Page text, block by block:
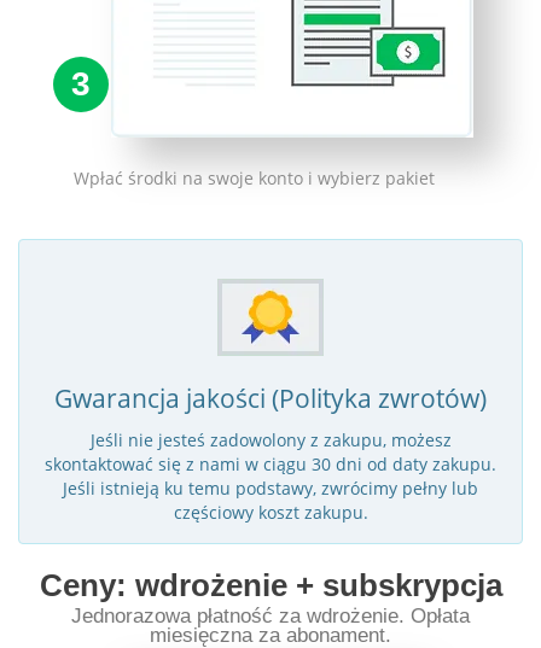
3
Wpłać środki na swoje konto i wybierz pakiet
Gwarancja jakości (Polityka zwrotów)
Jeśli nie jesteś zadowolony z zakupu, możesz
skontaktować się z nami w ciągu 30 dni od daty zakupu.
Jeśli istnieją ku temu podstawy, zwrócimy pełny lub
częściowy koszt zakupu.
Ceny: wdrożenie + subskrypcja
Jednorazowa płatność za wdrożenie. Opłata
miesięczna za abonament.